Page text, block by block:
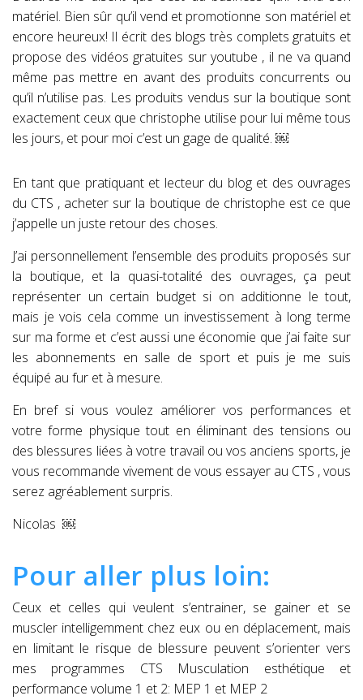
matériel. Bien sûr qu’il vend et promotionne son matériel et
encore heureux! Il écrit des blogs très complets gratuits et
propose des vidéos gratuites sur youtube , il ne va quand
même pas mettre en avant des produits concurrents ou
qu’il n’utilise pas. Les produits vendus sur la boutique sont
exactement ceux que christophe utilise pour lui même tous
les jours, et pour moi c’est un gage de qualité. ￼
En tant que pratiquant et lecteur du blog et des ouvrages
du CTS , acheter sur la boutique de christophe est ce que
j’appelle un juste retour des choses.
J’ai personnellement l’ensemble des produits proposés sur
la boutique, et la quasi-totalité des ouvrages, ça peut
représenter un certain budget si on additionne le tout,
mais je vois cela comme un investissement à long terme
sur ma forme et c’est aussi une économie que j’ai faite sur
les abonnements en salle de sport et puis je me suis
équipé au fur et à mesure.
En bref si vous voulez améliorer vos performances et
votre forme physique tout en éliminant des tensions ou
des blessures liées à votre travail ou vos anciens sports, je
vous recommande vivement de vous essayer au CTS , vous
serez agréablement surpris.
Nicolas ￼
Pour aller plus loin:
Ceux et celles qui veulent s’entrainer, se gainer et se
muscler intelligemment chez eux ou en déplacement, mais
en limitant le risque de blessure peuvent s’orienter vers
mes programmes CTS Musculation esthétique et
performance volume 1 et 2: MEP 1 et MEP 2